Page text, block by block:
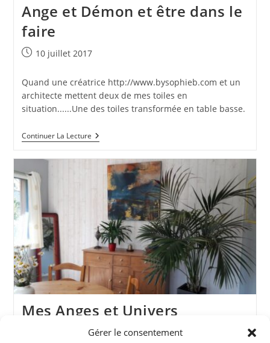
Gérer le consentement
Ange et Démon et être dans le
faire
Publication
10 juillet 2017
Quand une créatrice http://www.bysophieb.com et un
architecte mettent deux de mes toiles en
situation......Une des toiles transformée en table basse.
Continuer La LectureAnge
Et
Dans
Faire
Mes Anges et Univers